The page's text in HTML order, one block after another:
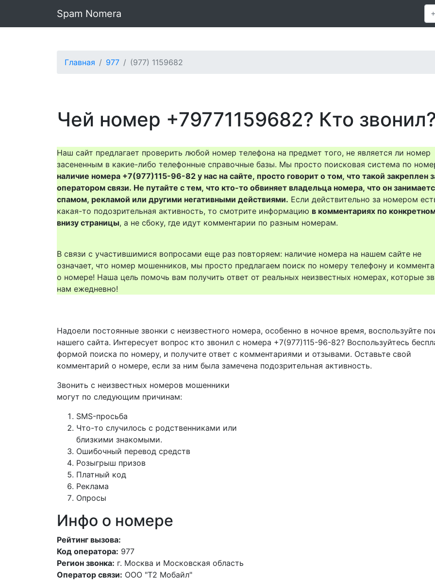
Spam Nomera
Главная 977 (977) 1159682
Чей номер +79771159682? Кто
Наш сайт предлагает проверить любой номер телефона на предмет того, не является ли номер
засененным в какие-либо телефонные справочные базы. Мы просто поисковая система по
наличие номера +7(977)115-96-82 у нас на сайте, просто говорит о том, что такой закреплен
оператором связи. Не путайте с тем, что кто-то обвиняет владельца номера, что он
спамом, рекламой или другими негативными действиями. Если действительно за номером
какая-то подозрительная активность, то смотрите информацию в комментариях по
внизу страницы, а не сбоку, где идут комментарии по разным номерам.
В связи с участившимися вопросами еще раз повторяем: наличие номера на нашем сайте не
означает, что номер мошенников, мы просто предлагаем поиск по номеру телефону и
о номере! Наша цель помочь вам получить ответ от реальных неизвестных номерах, которые
нам ежедневно!
Надоели постоянные звонки с неизвестного номера, особенно в ночное время, воспользуйте
нашего сайта. Интересует вопрос кто звонил с номера +7(977)115-96-82? Воспользуйтесь
формой поиска по номеру, и получите ответ с комментариями и отзывами. Оставьте свой
комментарий о номере, если за ним была замечена подозрительная активность.
Звонить с неизвестных номеров мошенники
могут по следующим причинам:
SMS-просьба
Что-то случилось с родственниками или
близкими знакомыми.
Ошибочный перевод средств
Розыгрыш призов
Платный код
Реклама
Опросы
Инфо о номере
Рейтинг вызова:
Код оператора: 977
Регион звонка: г. Москва и Московская область
Оператор связи: ООО "Т2 Мобайл"